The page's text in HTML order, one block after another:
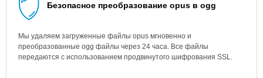
Безопасное преобразование opus в ogg
Мы удаляем загруженные файлы opus мгновенно и
преобразованные ogg файлы через 24 часа. Все файлы
передаются с использованием продвинутого шифрования SSL.